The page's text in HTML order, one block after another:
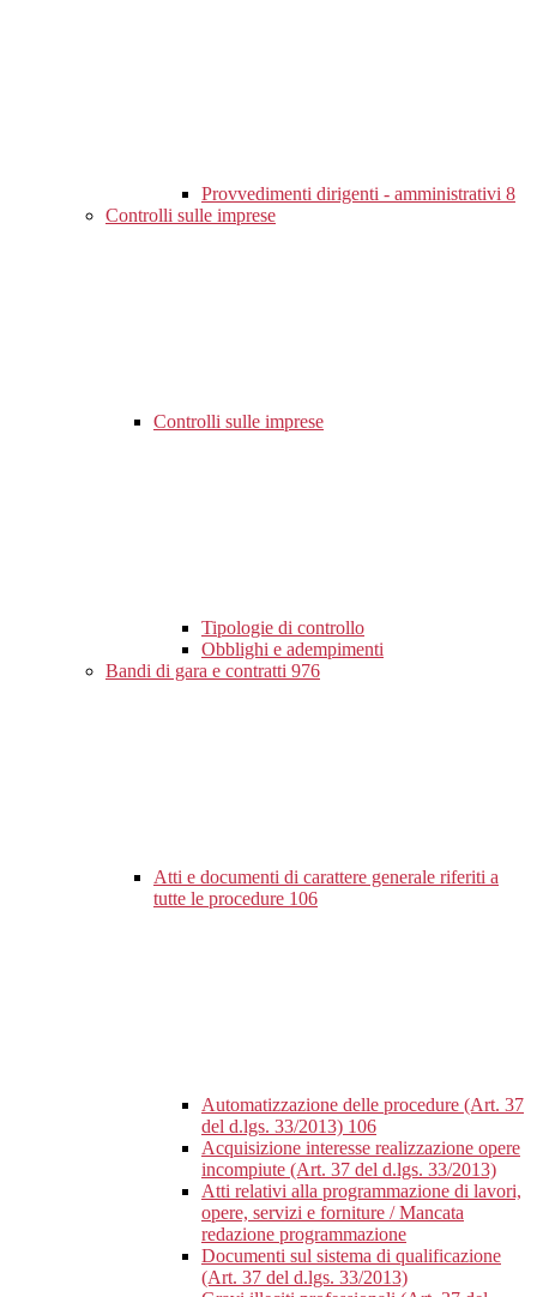
Provvedimenti dirigenti - amministrativi 8
Controlli sulle imprese
Controlli sulle imprese
Tipologie di controllo
Obblighi e adempimenti
Bandi di gara e contratti 976
Atti e documenti di carattere generale riferiti a
tutte le procedure 106
Automatizzazione delle procedure (Art. 37
del d.lgs. 33/2013) 106
Acquisizione interesse realizzazione opere
incompiute (Art. 37 del d.lgs. 33/2013)
Atti relativi alla programmazione di lavori,
opere, servizi e forniture / Mancata
redazione programmazione
Documenti sul sistema di qualificazione
(Art. 37 del d.lgs. 33/2013)